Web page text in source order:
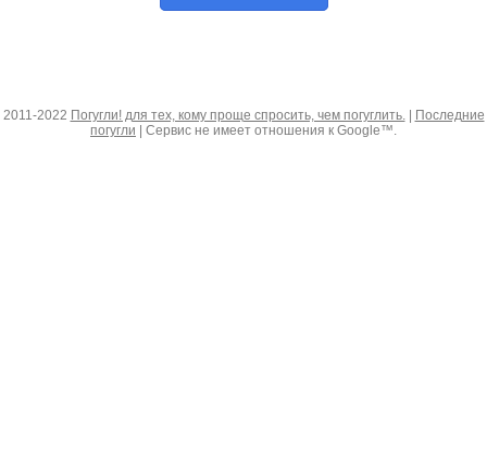
2011-2022 Погугли! для тех, кому проще спросить, чем погуглить.|
Последние
погугли | Сервис не имеет отношения к Google™.